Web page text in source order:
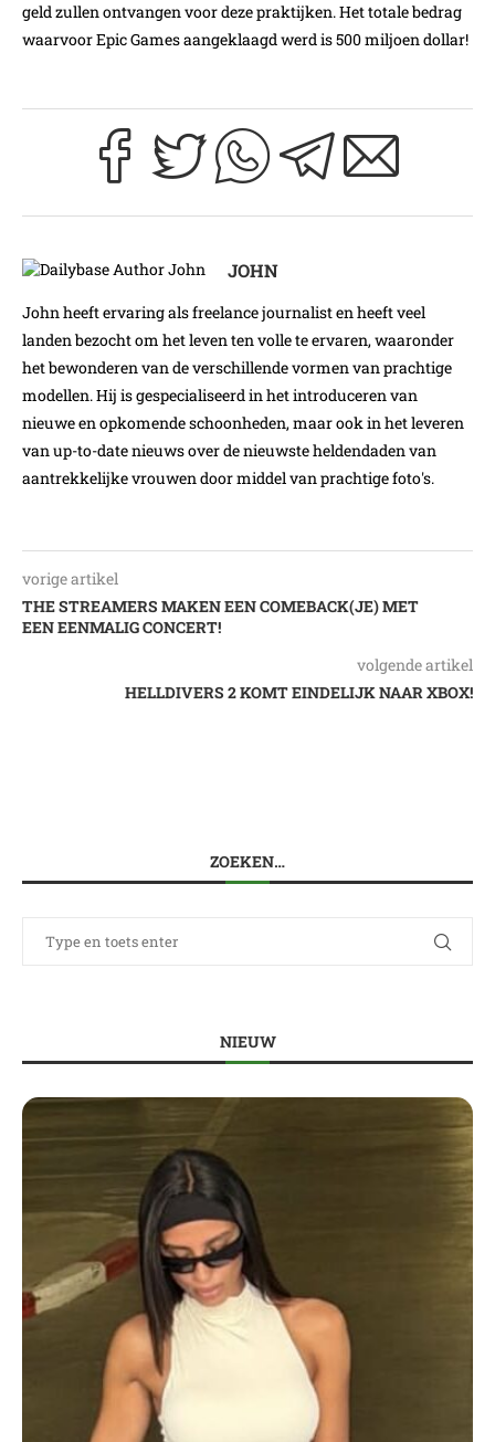
geld zullen ontvangen voor deze praktijken. Het totale bedrag
waarvoor Epic Games aangeklaagd werd is 500 miljoen dollar!
JOHN
John heeft ervaring als freelance journalist en heeft veel
landen bezocht om het leven ten volle te ervaren, waaronder
het bewonderen van de verschillende vormen van prachtige
modellen. Hij is gespecialiseerd in het introduceren van
nieuwe en opkomende schoonheden, maar ook in het leveren
van up-to-date nieuws over de nieuwste heldendaden van
aantrekkelijke vrouwen door middel van prachtige foto's.
vorige artikel
THE STREAMERS MAKEN EEN COMEBACK(JE) MET
EEN EENMALIG CONCERT!
volgende artikel
HELLDIVERS 2 KOMT EINDELIJK NAAR XBOX!
ZOEKEN…
NIEUW